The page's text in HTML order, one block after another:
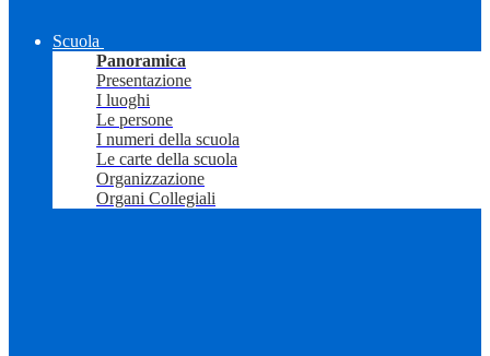
Scuola
Panoramica
Presentazione
I luoghi
Le persone
I numeri della scuola
Le carte della scuola
Organizzazione
Organi Collegiali